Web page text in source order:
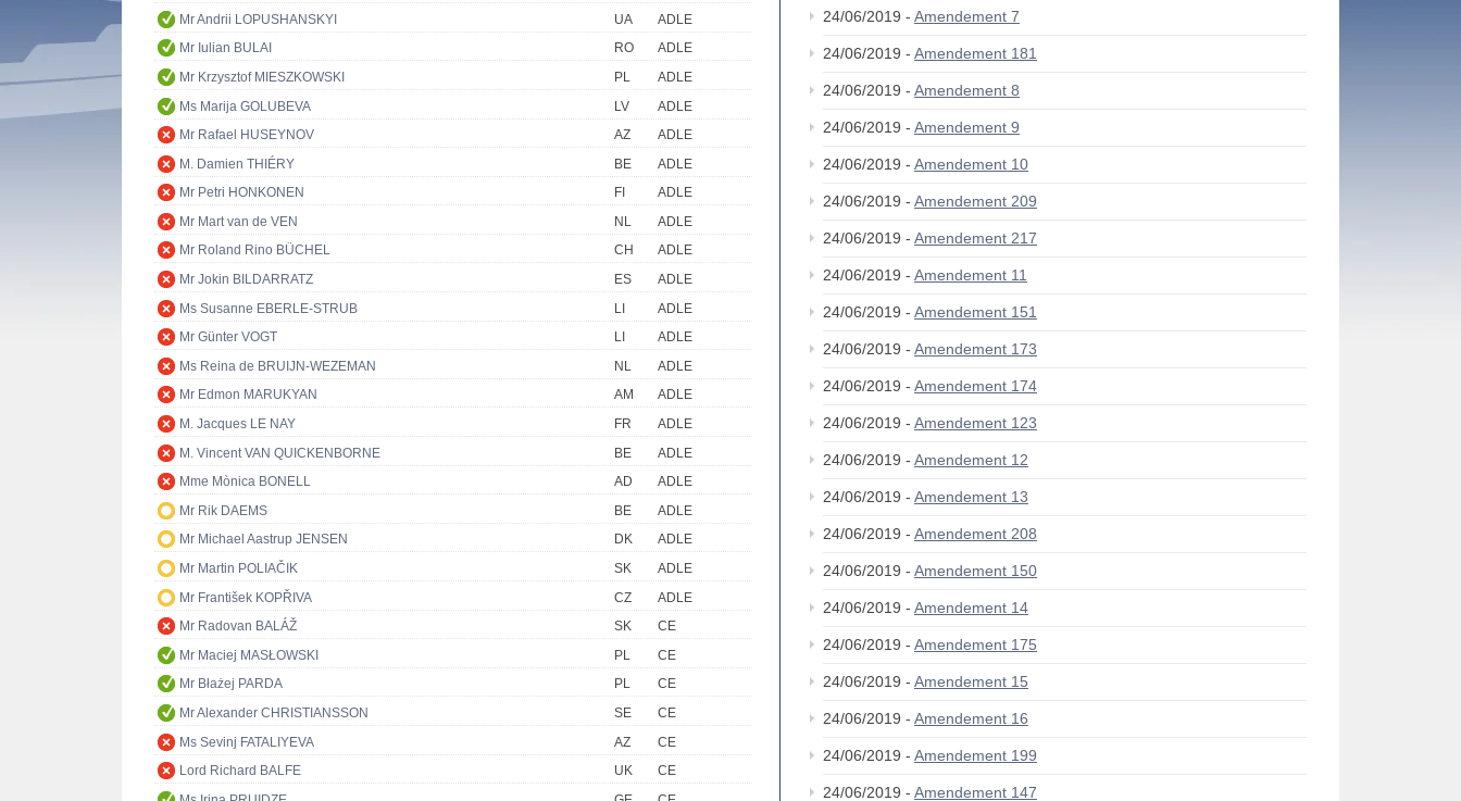
Mr Andrii LOPUSHANSKYI
UA
ADLE
Mr Iulian BULAI
RO
ADLE
Mr Krzysztof MIESZKOWSKI
PL
ADLE
Ms Marija GOLUBEVA
LV
ADLE
Mr Rafael HUSEYNOV
AZ
ADLE
M. Damien THIÉRY
BE
ADLE
Mr Petri HONKONEN
FI
ADLE
Mr Mart van de VEN
NL
ADLE
Mr Roland Rino BÜCHEL
CH
ADLE
Mr Jokin BILDARRATZ
ES
ADLE
Ms Susanne EBERLE-STRUB
LI
ADLE
Mr Günter VOGT
LI
ADLE
Ms Reina de BRUIJN-WEZEMAN
NL
ADLE
Mr Edmon MARUKYAN
AM
ADLE
M. Jacques LE NAY
FR
ADLE
M. Vincent VAN QUICKENBORNE
BE
ADLE
Mme Mònica BONELL
AD
ADLE
Mr Rik DAEMS
BE
ADLE
Mr Michael Aastrup JENSEN
DK
ADLE
Mr Martin POLIAČIK
SK
ADLE
Mr František KOPŘIVA
CZ
ADLE
Mr Radovan BALÁŽ
SK
CE
Mr Maciej MASŁOWSKI
PL
CE
Mr Błażej PARDA
PL
CE
Mr Alexander CHRISTIANSSON
SE
CE
Ms Sevinj FATALIYEVA
AZ
CE
Lord Richard BALFE
UK
CE
24/06/2019 - Amendement 7
24/06/2019 - Amendement 181
24/06/2019 - Amendement 8
24/06/2019 - Amendement 9
24/06/2019 - Amendement 10
24/06/2019 - Amendement 209
24/06/2019 - Amendement 217
24/06/2019 - Amendement 11
24/06/2019 - Amendement 151
24/06/2019 - Amendement 173
24/06/2019 - Amendement 174
24/06/2019 - Amendement 123
24/06/2019 - Amendement 12
24/06/2019 - Amendement 13
24/06/2019 - Amendement 208
24/06/2019 - Amendement 150
24/06/2019 - Amendement 14
24/06/2019 - Amendement 175
24/06/2019 - Amendement 15
24/06/2019 - Amendement 16
24/06/2019 - Amendement 199
24/06/2019 - Amendement 147